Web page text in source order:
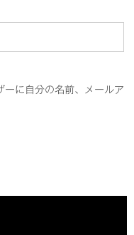
ーに自分の名前、メールア